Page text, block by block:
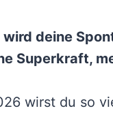
deine
Superkraft,
wirst du so